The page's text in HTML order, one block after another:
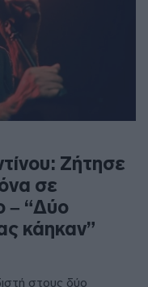
Ζήτησε
σε
– “Δύο
κάηκαν”
στους δύο